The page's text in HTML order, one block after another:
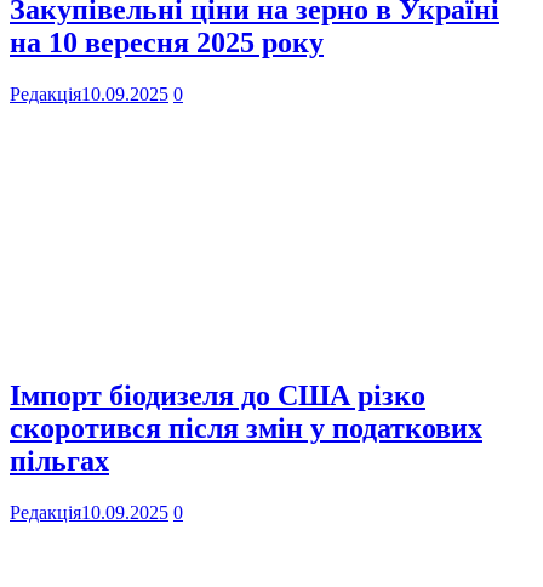
Закупівельні ціни на зерно в Україні
на 10 вересня 2025 року
Редакція10.09.2025 0
Імпорт біодизеля до США різко
скоротився після змін у податкових
пільгах
Редакція10.09.2025 0